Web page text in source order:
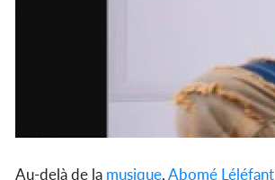
Au-delà de la musique,Abomé Léléfant